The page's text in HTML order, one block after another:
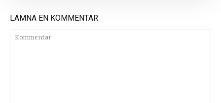
LÄMNA EN KOMMENTAR